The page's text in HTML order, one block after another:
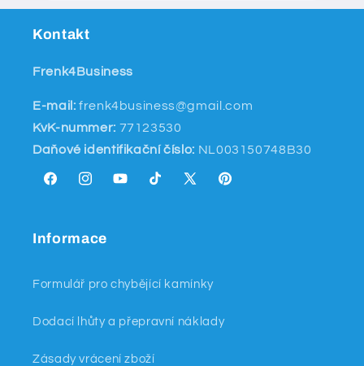
Kontakt
Frenk4Business
E-mail:frenk4business@gmail.com
KvK-nummer: 77123530
Daňové identifikační číslo: NL003150748B30
FacebookInstagramYouTubeTikTok X
Pinterest
Informace
Formulář pro chybějící kamínky
Dodací lhůty a přepravní náklady
Zásady vrácení zboží